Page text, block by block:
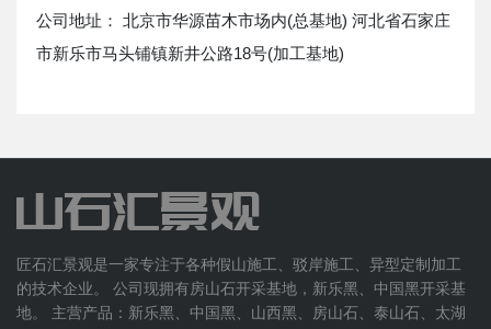
公司地址： 北京市华源苗木市场内(总基地) 河北省石家庄
市新乐市马头铺镇新井公路18号(加工基地)
匠石汇景观是一家专注于各种假山施工、驳岸施工、异型定制加工
的技术企业。 公司现拥有房山石开采基地，新乐黑、中国黑开采基
地。 主营产品：新乐黑、中国黑、山西黑、房山石、泰山石、太湖